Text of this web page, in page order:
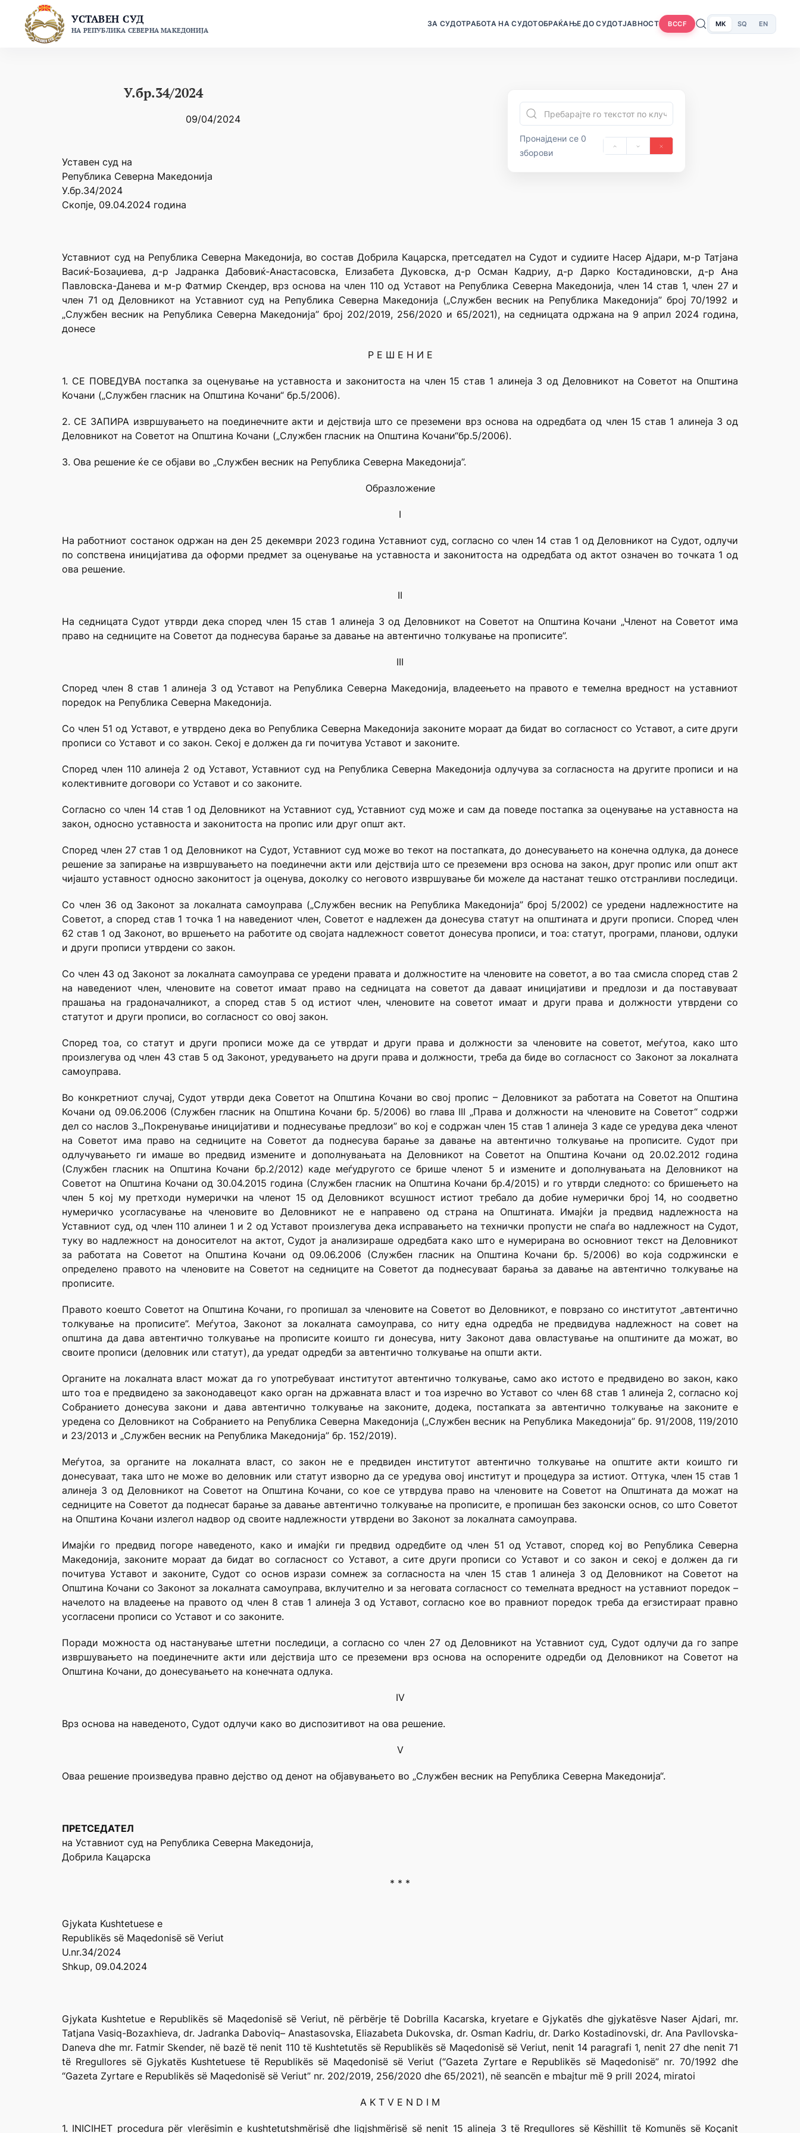
content
УСТАВЕН СУД
НА РЕПУБЛИКА СЕВЕРНА МАКЕДОНИЈА
ЗА СУДОТРАБОТА НА СУДОТОБРАЌАЊЕ ДО СУДОТЈАВНОСТ BCCF MK SQ EN
У.бр.34/2024
09/04/2024
Пронајдени се 0
зборови
Уставен суд на
Република Северна Македонија
У.бр.34/2024
Скопје, 09.04.2024 година
Уставниот суд на Република Северна Македонија, во состав Добрила Кацарска, претседател на Судот и судиите Насер Ајдари, м-р Татјана
Васиќ-Бозаџиева, д-р Јадранка Дабовиќ-Анастасовска, Елизабета Дуковска, д-р Осман Кадриу, д-р Дарко Костадиновски, д-р Ана
Павловска-Данева и м-р Фатмир Скендер, врз основа на член 110 од Уставот на Република Северна Македонија, член 14 став 1, член 27 и
член 71 од Деловникот на Уставниот суд на Република Северна Македонија („Службен весник на Република Македонија” број 70/1992 и
„Службен весник на Република Северна Македонија” број 202/2019, 256/2020 и 65/2021), на седницата одржана на 9 април 2024 година,
донесе
Р Е Ш Е Н И Е
1. СЕ ПОВЕДУВА постапка за оценување на уставноста и законитоста на член 15 став 1 алинеја 3 од Деловникот на Советот на Општина
Кочани („Службен гласник на Општина Кочани“ бр.5/2006).
2. СЕ ЗАПИРА извршувањето на поединечните акти и дејствија што се преземени врз основа на одредбата од член 15 став 1 алинеја 3 од
Деловникот на Советот на Општина Кочани („Службен гласник на Општина Кочани“бр.5/2006).
3. Ова решение ќе се објави во „Службен весник на Република Северна Македонија”.
Образложение
I
На работниот состанок одржан на ден 25 декември 2023 година Уставниот суд, согласно со член 14 став 1 од Деловникот на Судот, одлучи
по сопствена иницијатива да оформи предмет за оценување на уставноста и законитоста на одредбата од актот означен во точката 1 од
ова решение.
II
На седницата Судот утврди дека според член 15 став 1 алинеја 3 од Деловникот на Советот на Општина Кочани „Членот на Советот има
право на седниците на Советот да поднесува барање за давање на автентично толкување на прописите”.
III
Според член 8 став 1 алинеја 3 од Уставот на Република Северна Македонија, владеењето на правото е темелна вредност на уставниот
поредок на Република Северна Македонија.
Со член 51 од Уставот, е утврдено дека во Република Северна Македонија законите мораат да бидат во согласност со Уставот, а сите други
прописи со Уставот и со закон. Секој е должен да ги почитува Уставот и законите.
Според член 110 алинеја 2 од Уставот, Уставниот суд на Република Северна Македонија одлучува за согласноста на другите прописи и на
колективните договори со Уставот и со законите.
Согласно со член 14 став 1 од Деловникот на Уставниот суд, Уставниот суд може и сам да поведе постапка за оценување на уставноста на
закон, односно уставноста и законитоста на пропис или друг општ акт.
Според член 27 став 1 од Деловникот на Судот, Уставниот суд може во текот на постапката, до донесувањето на конечна одлука, да донесе
решение за запирање на извршувањето на поединечни акти или дејствија што се преземени врз основа на закон, друг пропис или општ акт
чијашто уставност односно законитост ја оценува, доколку со неговото извршување би можеле да настанат тешко отстранливи последици.
Со член 36 од Законот за локалната самоуправа („Службен весник на Република Македонија” број 5/2002) се уредени надлежностите на
Советот, а според став 1 точка 1 на наведениот член, Советот е надлежен да донесува статут на општината и други прописи. Според член
62 став 1 од Законот, во вршењето на работите од својата надлежност советот донесува прописи, и тоа: статут, програми, планови, одлуки
и други прописи утврдени со закон.
Со член 43 од Законот за локалната самоуправа се уредени правата и должностите на членовите на советот, а во таа смисла според став 2
на наведениот член, членовите на советот имаат право на седницата на советот да даваат иницијативи и предлози и да поставуваат
прашања на градоначалникот, а според став 5 од истиот член, членовите на советот имаат и други права и должности утврдени со
статутот и други прописи, во согласност со овој закон.
Според тоа, со статут и други прописи може да се утврдат и други права и должности за членовите на советот, меѓутоа, како што
произлегува од член 43 став 5 од Законот, уредувањето на други права и должности, треба да биде во согласност со Законот за локалната
самоуправа.
Во конкретниот случај, Судот утврди дека Советот на Општина Кочани во свој пропис – Деловникот за работата на Советот на Општина
Кочани од 09.06.2006 (Службен гласник на Општина Кочани бр. 5/2006) во глава III „Права и должности на членовите на Советот“ содржи
дел со наслов 3.„Покренување иницијативи и поднесување предлози” во кој е содржан член 15 став 1 алинеја 3 каде се уредува дека членот
на Советот има право на седниците на Советот да поднесува барање за давање на автентично толкување на прописите. Судот при
одлучувањето ги имаше во предвид измените и дополнувањата на Деловникот на Советот на Општина Кочани од 20.02.2012 година
(Службен гласник на Општина Кочани бр.2/2012) каде меѓудругото се брише членот 5 и измените и дополнувањата на Деловникот на
Советот на Општина Кочани од 30.04.2015 година (Службен гласник на Општина Кочани бр.4/2015) и го утврди следното: со бришењето на
член 5 кој му претходи нумерички на членот 15 од Деловникот всушност истиот требало да добие нумерички број 14, но соодветно
нумеричко усогласување на членовите во Деловникот не е направено од страна на Општината. Имајќи ја предвид надлежноста на
Уставниот суд, од член 110 алинеи 1 и 2 од Уставот произлегува дека исправањето на технички пропусти не спаѓа во надлежност на Судот,
туку во надлежност на доносителот на актот, Судот ја анализираше одредбата како што е нумерирана во основниот текст на Деловникот
за работата на Советот на Општина Кочани од 09.06.2006 (Службен гласник на Општина Кочани бр. 5/2006) во која содржински е
определено правото на членовите на Советот на седниците на Советот да поднесуваат барања за давање на автентично толкување на
прописите.
Правото коешто Советот на Општина Кочани, го пропишал за членовите на Советот во Деловникот, е поврзано со институтот „автентично
толкување на прописите”. Меѓутоа, Законот за локалната самоуправа, со ниту една одредба не предвидува надлежност на совет на
општина да дава автентично толкување на прописите коишто ги донесува, ниту Законот дава овластување на општините да можат, во
своите прописи (деловник или статут), да уредат одредби за автентично толкување на општи акти.
Органите на локалната власт можат да го употребуваат институтот автентично толкување, само ако истото е предвидено во закон, како
што тоа е предвидено за законодавецот како орган на државната власт и тоа изречно во Уставот со член 68 став 1 алинеја 2, согласно кој
Собранието донесува закони и дава автентично толкување на законите, додека, постапката за автентично толкување на законите е
уредена со Деловникот на Собранието на Република Северна Македонија („Службен весник на Република Македонија” бр. 91/2008, 119/2010
и 23/2013 и „Службен весник на Република Македонија” бр. 152/2019).
Меѓутоа, за органите на локалната власт, со закон не е предвиден институтот автентично толкување на општите акти коишто ги
донесуваат, така што не може во деловник или статут изворно да се уредува овој институт и процедура за истиот. Оттука, член 15 став 1
алинеја 3 од Деловникот на Советот на Општина Кочани, со кое се утврдува право на членовите на Советот на Општината да можат на
седниците на Советот да поднесат барање за давање автентично толкување на прописите, е пропишан без законски основ, со што Советот
на Општина Кочани излегол надвор од своите надлежности утврдени во Законот за локалната самоуправа.
Имајќи го предвид погоре наведеното, како и имајќи ги предвид одредбите од член 51 од Уставот, според кој во Република Северна
Македонија, законите мораат да бидат во согласност со Уставот, а сите други прописи со Уставот и со закон и секој е должен да ги
почитува Уставот и законите, Судот со основ изрази сомнеж за согласноста на член 15 став 1 алинеја 3 од Деловникот на Советот на
Општина Кочани со Законот за локалната самоуправа, вклучително и за неговата согласност со темелната вредност на уставниот поредок –
начелото на владеење на правото од член 8 став 1 алинеја 3 од Уставот, согласно кое во правниот поредок треба да егзистираат правно
усогласени прописи со Уставот и со законите.
Поради можноста од настанување штетни последици, а согласно со член 27 од Деловникот на Уставниот суд, Судот одлучи да го запре
извршувањето на поединечните акти или дејствија што се преземени врз основа на оспорените одредби од Деловникот на Советот на
Општина Кочани, до донесувањето на конечната одлука.
IV
Врз основа на наведеното, Судот одлучи како во диспозитивот на ова решение.
V
Оваа решение произведува правно дејство од денот на објавувањето во „Службен весник на Република Северна Македонија“.
ПРЕТСЕДАТЕЛ
на Уставниот суд на Република Северна Македонија,
Добрила Кацарска
* * *
Gjykata Kushtetuese e
Republikës së Maqedonisë së Veriut
U.nr.34/2024
Shkup, 09.04.2024
Gjykata Kushtetue e Republikës së Maqedonisë së Veriut, në përbërje të Dobrilla Kacarska, kryetare e Gjykatës dhe gjykatësve Naser Ajdari, mr.
Tatjana Vasiq-Bozaxhieva, dr. Jadranka Daboviq– Anastasovska, Eliazabeta Dukovska, dr. Osman Kadriu, dr. Darko Kostadinovski, dr. Ana Pavllovska-
Daneva dhe mr. Fatmir Skender, në bazë të nenit 110 të Kushtetutës së Republikës së Maqedonisë së Veriut, nenit 14 paragrafi 1, nenit 27 dhe nenit 71
të Rregullores së Gjykatës Kushtetuese të Republikës së Maqedonisë së Veriut (“Gazeta Zyrtare e Republikës së Maqedonisë” nr. 70/1992 dhe
“Gazeta Zyrtare e Republikës së Maqedonisë së Veriut” nr. 202/2019, 256/2020 dhe 65/2021), në seancën e mbajtur më 9 prill 2024, miratoi
A K T V E N D I M
1. INICIHET procedura për vlerësimin e kushtetutshmërisë dhe ligjshmërisë së nenit 15 alineja 3 të Rregullores së Këshillit të Komunës së Koçanit